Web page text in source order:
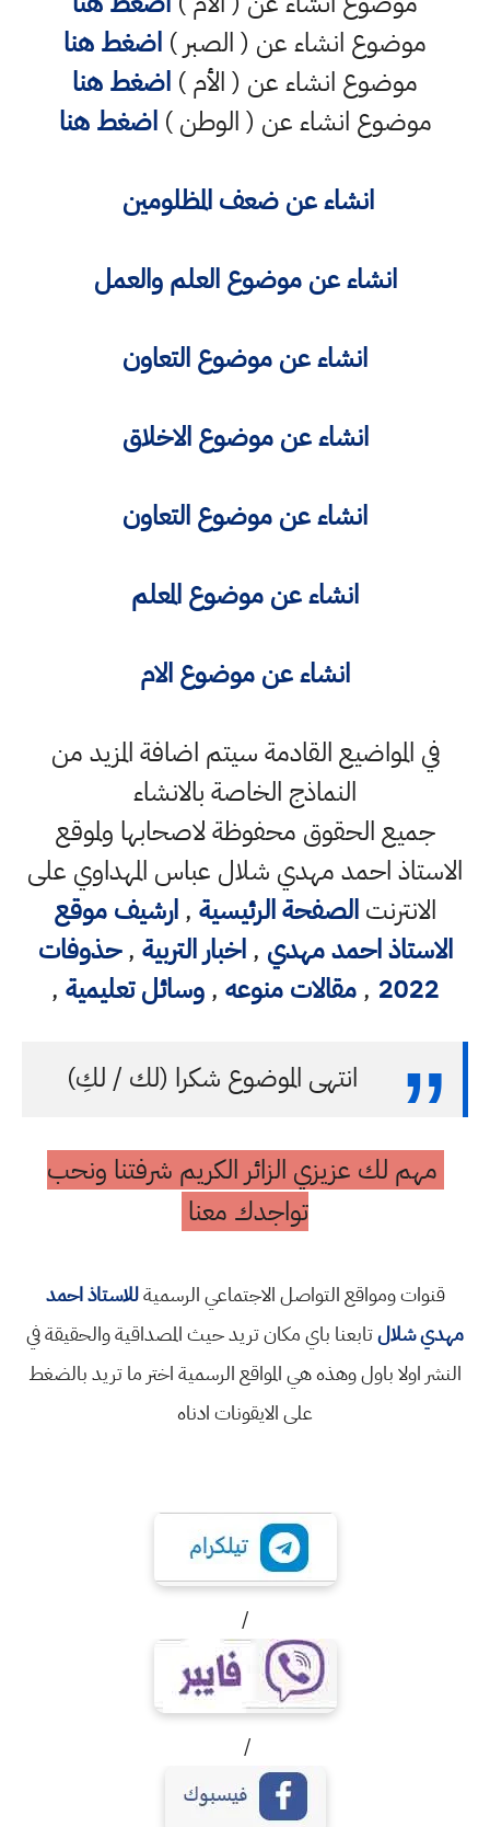
موضوع انشاء عن ( الصبر ) اضغط هنا
موضوع انشاء عن ( الأم ) اضغط هنا
موضوع انشاء عن ( الوطن )اضغط هنا
انشاء عن ضعف المظلومين
انشاء عن موضوع العلم والعمل
انشاء عن موضوع التعاون
انشاء عن موضوع الاخلاق
انشاء عن موضوع التعاون
انشاء عن موضوع المعلم
انشاء عن موضوع الام
في المواضيع القادمة سيتم اضافة المزيد من
النماذج الخاصة بالانشاء
جميع الحقوق محفوظة لاصحابها ولموقع
الاستاذ احمد مهدي شلال عباس المهداوي على
الانترنتالصفحة الرئيسية ,ارشيف موقع
الاستاذ احمد مهدي ,اخبار التربية ,حذوفات
2022
,مقالات منوعه ,وسائل تعليمية ,
انتهى الموضوع شكرا (لك / لكِ)
مهم لك عزيزي الزائر الكريم شرفتنا ونحب
تواجدك معنا
قنوات ومواقع التواصل الاجتماعي الرسميةللاستاذ احمد
مهدي شلالتابعنا باي مكان تريد حيث المصداقية والحقيقة في
النشر اولا باول وهذه هي المواقع الرسمية اختر ما تريد بالضغط
على الايقونات ادناه
/
/